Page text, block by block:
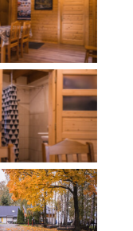
wspólna z
kuchennym
wspólna
alejka